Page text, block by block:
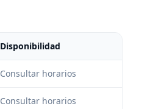
Disponibilidad
Consultar horarios
Consultar horarios